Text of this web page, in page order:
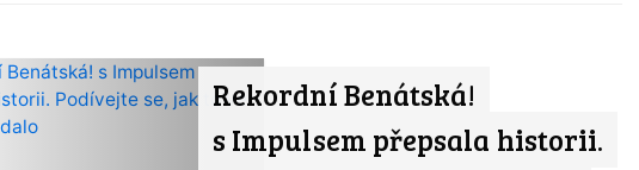
Rekordní Benátská!
s Impulsem přepsala historii.